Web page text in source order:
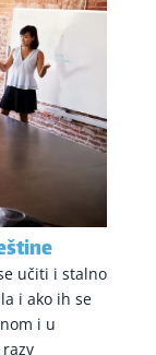
učiti i stalno
i ako ih se
i u